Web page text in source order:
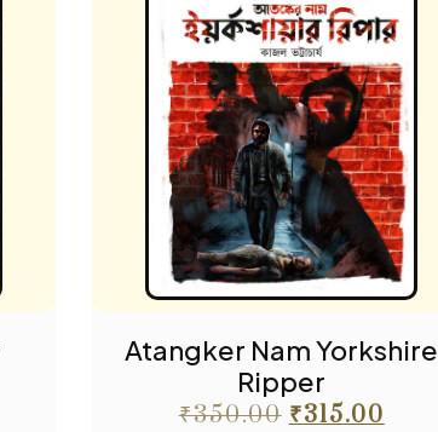
Atangker Nam Yorkshire
Ripper
₹350.00 ₹315.00